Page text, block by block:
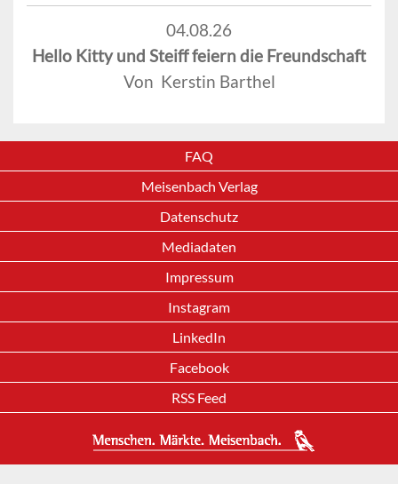
04.08.26
Hello Kitty und Steiff feiern die Freundschaft
Von Kerstin Barthel
FAQ
Meisenbach Verlag
Datenschutz
Mediadaten
Impressum
Instagram
LinkedIn
Facebook
RSS Feed